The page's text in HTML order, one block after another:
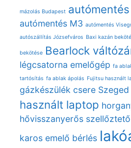
mázolás Budapest autómentés
autómentés M3 autómentés
autószállítás Józsefváros Baxi kazán
bekötése Bearlock
légcsatorna emelőgép fa
tartósítás fa ablak ápolás Fujitsu használt
gázkészülék csere Szeged
használt laptop
hővisszanyerős szellőztető
karos emelő bérlés